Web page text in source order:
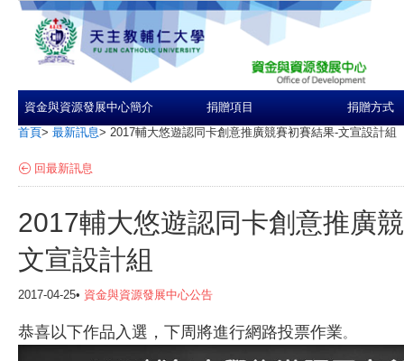
資金與資源發展中心簡介 捐贈項目 捐贈方式
首頁> 最新訊息> 2017輔大悠遊認同卡創意推廣競賽初賽結果-文宣設計組
回最新訊息
2017輔大悠遊認同卡創意推廣
文宣設計組
2017-04-25• 資金與資源發展中心公告
恭喜以下作品入選，下周將進行網路投票作業。